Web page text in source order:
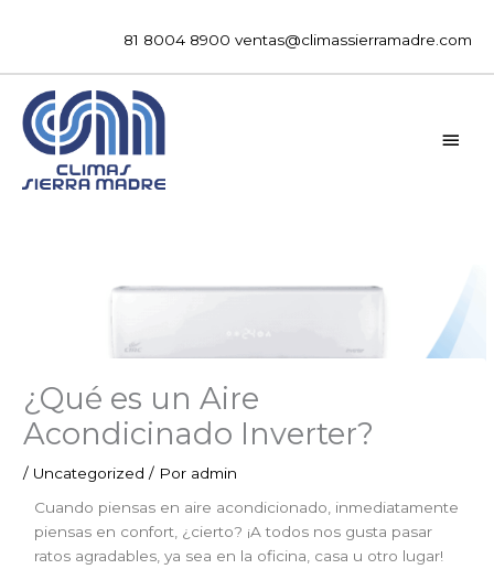
81 8004 8900 ventas@climassierramadre.com
¿Qué es un Aire
Acondicinado Inverter?
/ Uncategorized / Por admin
Cuando piensas en aire acondicionado , inmediatamente
piensas en confort, ¿cierto? ¡A todos nos gusta pasar
ratos agradables, ya sea en la oficina, casa u otro lugar!